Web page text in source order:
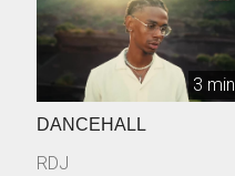
3 min
DANCEHALL
RDJ